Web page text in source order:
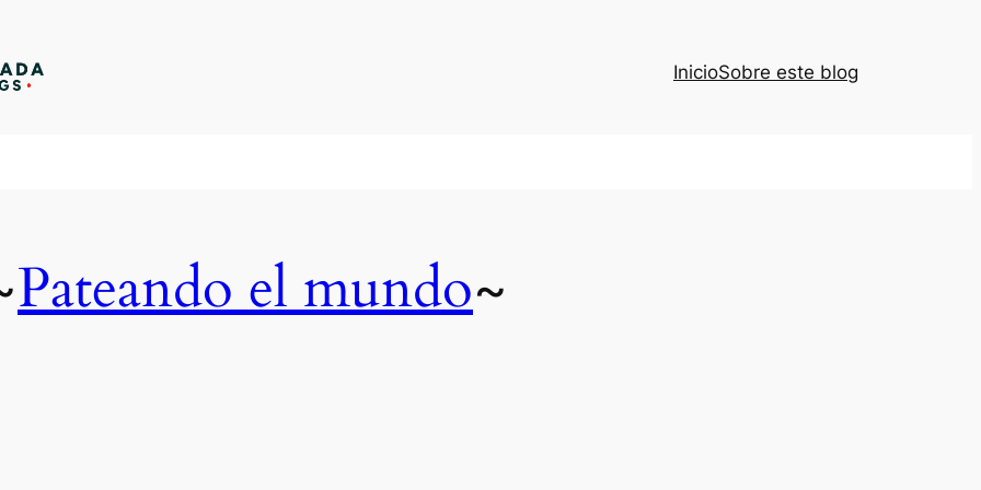
InicioSobre este blog
Pateando el mundo~